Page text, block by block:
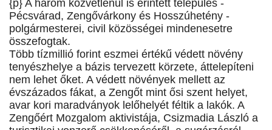
{p} A három közvetlenül is érintett település -
Pécsvárad, Zengővárkony és Hosszúhetény -
polgármesterei, civil közösségei mindenesetre
összefogtak.
Több tízmillió forint eszmei értékű védett növény
tenyészhelye a bázis tervezett körzete, áttelepíteni
nem lehet őket. A védett növények mellett az
évszázados fákat, a Zengőt mint ősi szent helyet,
avar kori maradványok lelőhelyét féltik a lakók. A
Zengőért Mozgalom aktivistája, Csizmadia László a